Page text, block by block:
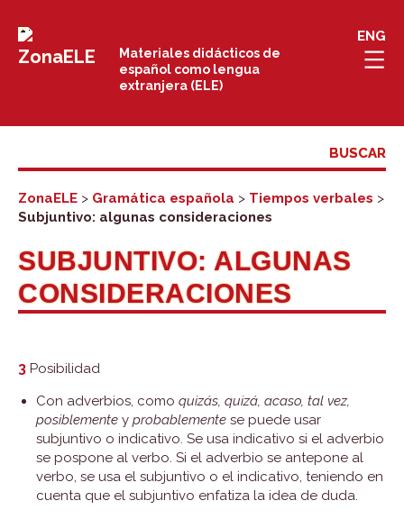
Materiales didácticos de
español como lengua
extranjera (ELE)
ENG
ZonaELE > Gramática española > Tiempos verbales >
Subjuntivo: algunas consideraciones
SUBJUNTIVO: ALGUNAS
CONSIDERACIONES
3 Posibilidad
Con adverbios, como quizás, quizá, acaso, tal vez,
posiblemente y probablemente se puede usar
subjuntivo o indicativo. Se usa indicativo si el adverbio
se pospone al verbo. Si el adverbio se antepone al
verbo, se usa el subjuntivo o el indicativo, teniendo en
cuenta que el subjuntivo enfatiza la idea de duda.